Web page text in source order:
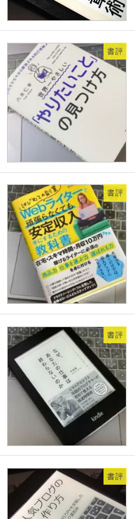
書評
書評
書評
書評